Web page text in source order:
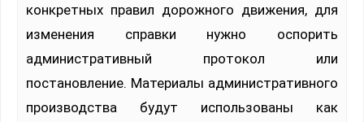
конкретных правил дорожного движения, для
изменения справки нужно оспорить
административный протокол или
постановление. Материалы административного
производства будут использованы как